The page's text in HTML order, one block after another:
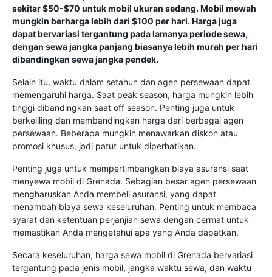
sekitar $50-$70 untuk mobil ukuran sedang. Mobil mewah
mungkin berharga lebih dari $100 per hari. Harga juga
dapat bervariasi tergantung pada lamanya periode sewa,
dengan sewa jangka panjang biasanya lebih murah per hari
dibandingkan sewa jangka pendek.
Selain itu, waktu dalam setahun dan agen persewaan dapat
memengaruhi harga. Saat peak season, harga mungkin lebih
tinggi dibandingkan saat off season. Penting juga untuk
berkeliling dan membandingkan harga dari berbagai agen
persewaan. Beberapa mungkin menawarkan diskon atau
promosi khusus, jadi patut untuk diperhatikan.
Penting juga untuk mempertimbangkan biaya asuransi saat
menyewa mobil di Grenada. Sebagian besar agen persewaan
mengharuskan Anda membeli asuransi, yang dapat
menambah biaya sewa keseluruhan. Penting untuk membaca
syarat dan ketentuan perjanjian sewa dengan cermat untuk
memastikan Anda mengetahui apa yang Anda dapatkan.
Secara keseluruhan, harga sewa mobil di Grenada bervariasi
tergantung pada jenis mobil, jangka waktu sewa, dan waktu